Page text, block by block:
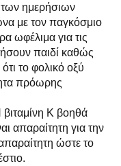
ημερήσιων
με τον παγκόσμιο
ωφέλιμα για τις
παιδί καθώς
το φολικό οξύ
πρόωρης
βιταμίνη Κ βοηθά
απαραίτητη για την
ώστε το